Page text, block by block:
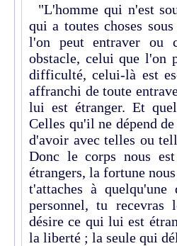
"L'homme qui n'est
qui a toutes choses
l'on peut entraver ou
obstacle, celui que l'on
difficulté, celui-là est
affranchi de toute
lui est étranger. Et
Celles qu'il ne dépend
d'avoir avec telles ou
Donc le corps nous
étrangers, la fortune
t'attaches à
personnel, tu
désire ce qui lui est
la liberté ; la seule qui